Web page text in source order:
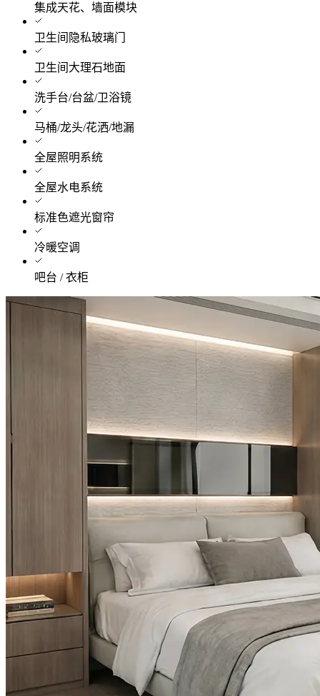
集成天花、墙面模块
卫生间隐私玻璃门
卫生间大理石地面
洗手台/台盆/卫浴镜
马桶/龙头/花洒/地漏
全屋照明系统
全屋水电系统
标准色遮光窗帘
冷暖空调
吧台 / 衣柜